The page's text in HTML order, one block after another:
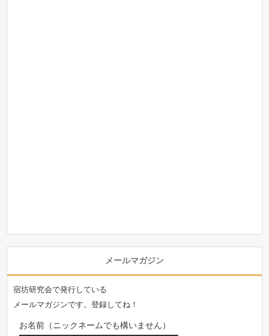
メールマガジン
宿坊研究会で発行している
メールマガジンです。登録してね！
お名前（ニックネームでも構いません）